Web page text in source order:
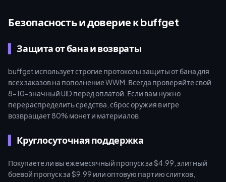
Безопасность и доверие к buffget
Защита от бана и возвраты
buffget использует строгие протоколы защиты от бана для
всех заказов на пополнение WWM. Всегда проверяйте свой
8-10-значный UID перед оплатой. Если вам нужно
перераспределить средства, сброс оружия в игре
возвращает 80% монет и материалов.
Круглосуточная поддержка
Покупаете ли вы ежемесячный пропуск за $4.99, элитный
боевой пропуск за $9.99 или оптовую партию слитков,